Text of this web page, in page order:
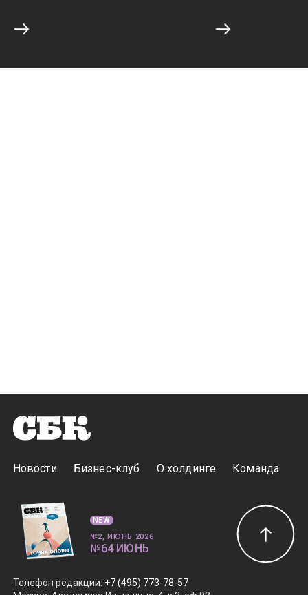
Новости Бизнес-клуб О холдинге Команда
Телефон редакции: +7 (495) 773-78-57
NEW
№2, ИЮНЬ 2026
№64 ИЮНЬ